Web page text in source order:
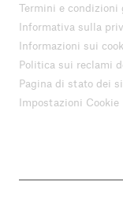
Termini e
Informativa sulla
Informazioni sui
Politica sui reclami
Pagina di stato dei
Impostazioni Cookie